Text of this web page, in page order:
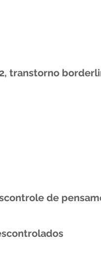
transtorno
de